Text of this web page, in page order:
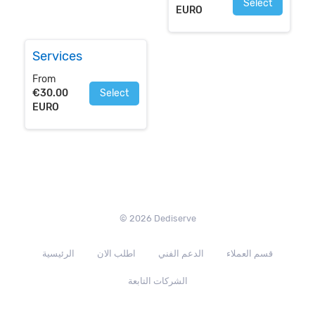
EURO
Select
Services
From
€30.00
EURO
Select
© 2026 Dediserve
الرئيسية اطلب الان الدعم الفني قسم العملاء
الشركات التابعة